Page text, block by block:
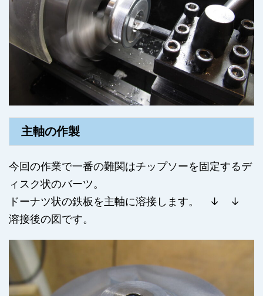
主軸の作製
今回の作業で一番の難関はチップソーを固定するデ
ィスク状のバーツ。
ドーナツ状の鉄板を主軸に溶接します。 ↓ ↓
溶接後の図です。